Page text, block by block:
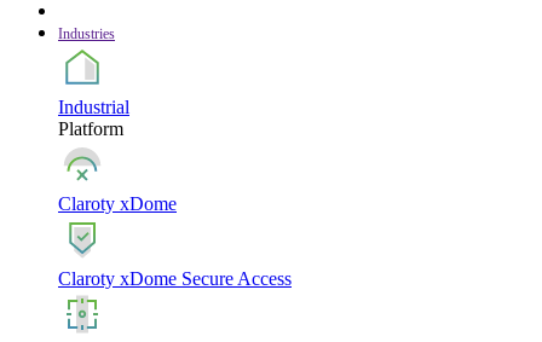
Industries
Industrial
Platform
Claroty xDome
Claroty xDome Secure Access